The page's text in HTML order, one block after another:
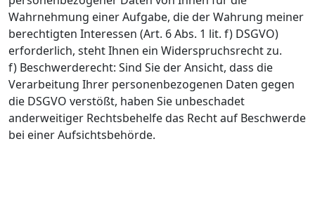
Wahrnehmung einer Aufgabe, die der Wahrung meiner
berechtigten Interessen (Art. 6 Abs. 1 lit. f) DSGVO)
erforderlich, steht Ihnen ein Widerspruchsrecht zu.
f) Beschwerderecht: Sind Sie der Ansicht, dass die
Verarbeitung Ihrer personenbezogenen Daten gegen
die DSGVO verstößt, haben Sie unbeschadet
anderweitiger Rechtsbehelfe das Recht auf Beschwerde
bei einer Aufsichtsbehörde.